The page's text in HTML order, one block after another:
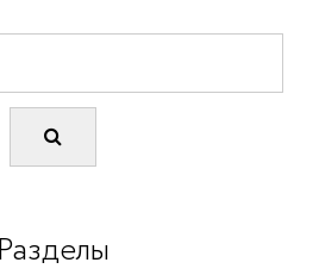
Разделы